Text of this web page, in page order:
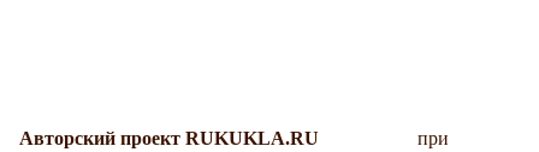
Авторский проект RUKUKLA.RU
при